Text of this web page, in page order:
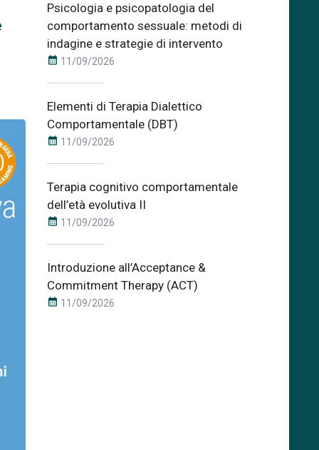
Psicologia e psicopatologia del
comportamento sessuale: metodi di
indagine e strategie di intervento
calendar_month 11/09/2026
Elementi di Terapia Dialettico
Comportamentale (DBT)
calendar_month 11/09/2026
Terapia cognitivo comportamentale
dell’età evolutiva II
calendar_month 11/09/2026
Introduzione all’Acceptance &
Commitment Therapy (ACT)
calendar_month 11/09/2026